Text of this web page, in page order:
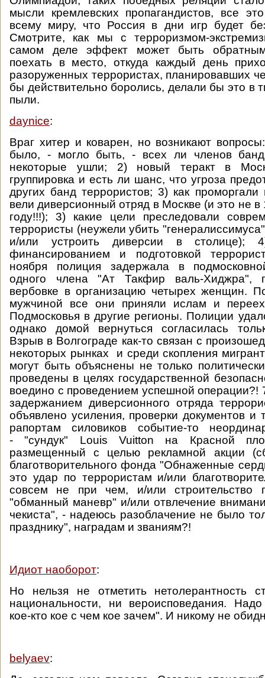
мысли кремлевских пропагандистов, все
всему миру, что Россия в дни игр будет
Смотрите, как мы с терроризмом-
самом деле эффект может быть
поехать в место, откуда каждый день
разоруженных террористах, планировавших
бы действительно боролись, делали бы это в
пыли.
daynice:
Враг хитер и коварен, но возникают
было, - могло быть, - всех ли членов
некоторые ушли; 2) новый теракт в
группировка и есть ли шанс, что угроза
других банд террористов; 3) как проморгали
вели диверсионный отряд в Москве (и это не в
году!!!); 3) какие цели преследовали
террористы (неужели убить
и/или устроить диверсии в столице);
финансированием и подготовкой
ноября полиция задержала в
одного члена "Ат Такфир валь-Хиджра",
вербовке в организацию четырех женщин.
мужчиной все они приняли ислам и
Подмосковья в другие регионы. Полиции
однако домой вернуться согласилась
Взрыв в Волгограде как-то связан с
некоторых рынках и среди скопления
могут быть объяснены не только
проведены в целях государственной
воедино с проведением успешной операции?!
задержанием диверсионного отряда
объявлено усиления, проверки документов и
рапортам силовиков событие-то
- "сундук" Louis Vuitton на Красной
размещенный с целью рекламной акции
благотворительного фонда "Обнаженные
это удар по террористам и/или
совсем не при чем, и/или строительство
"обманный маневр" и/или отвлечение
чекиста", - надеюсь разоблачение не было
празднику", наградам и званиям?!
Идиот наоборот:
Но нельзя не отметить нетолерантность
национальности, ни вероисповедания.
кое-кто кое с чем кое зачем". И никому не
belyaev: